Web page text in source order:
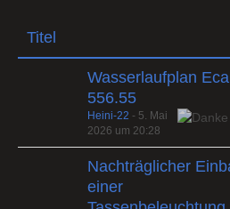
Titel
Wasserlaufplan
556.55
Heini-22 - 5. Mai
2026 um 20:28
Nachträglicher
einer